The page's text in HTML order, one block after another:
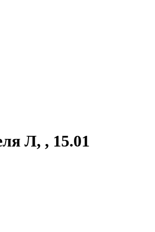
Л, , 15.01